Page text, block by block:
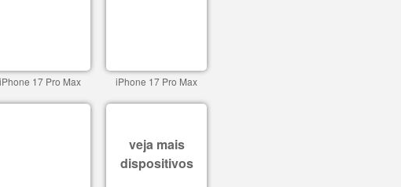
iPhone 17 Pro Max iPhone 17 Pro Max
veja mais
dispositivos